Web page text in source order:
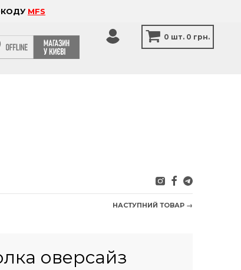
MFS
0 шт. 0 грн.
НАСТУПНИЙ ТОВАР →
оверсайз